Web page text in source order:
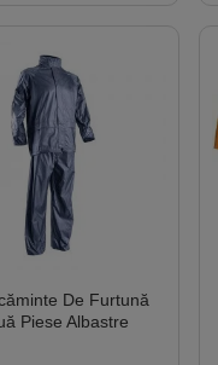
De Furtună
Piese Albastre